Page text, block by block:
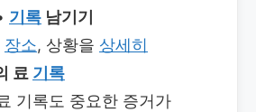
기록 남기기
장소, 상황을 상세히
료 기록
기록도 중요한 증거가